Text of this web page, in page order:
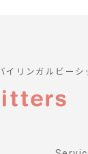
イリンガルビーシ